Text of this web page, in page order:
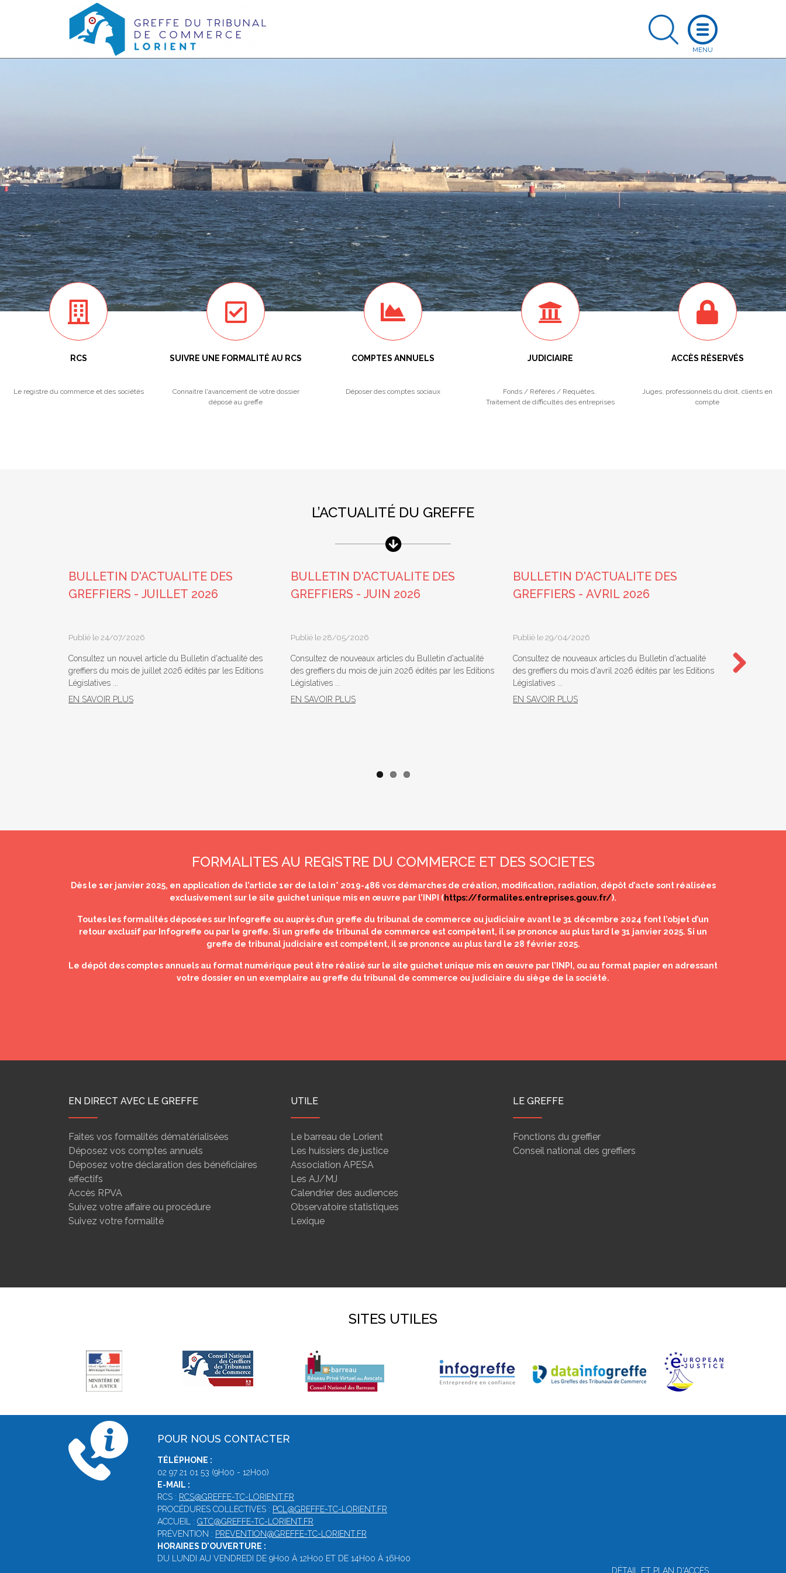
RCS
Le registre du commerce et des sociétés
SUIVRE UNE FORMALITÉ AU RCS
Connaitre l'avancement de votre dossier
déposé au greffe
COMPTES ANNUELS
Déposer des comptes sociaux
JUDICIAIRE
Fonds / Référés / Requêtes.
Traitement de difficultés des entreprises
ACCÈS RÉSERVÉS
Juges, professionnels du droit, clients en
compte
L’ACTUALITÉ DU GREFFE
BULLETIN D'ACTUALITE DES
GREFFIERS - JUILLET 2026
Publié le 24/07/2026
Consultez un nouvel article du Bulletin d'actualité des
greffiers du mois de juillet 2026 édités par les Editions
Législatives ...
EN SAVOIR PLUS
BULLETIN D'ACTUALITE DES
GREFFIERS - JUIN 2026
Publié le 28/05/2026
Consultez de nouveaux articles du Bulletin d'actualité
des greffiers du mois de juin 2026 édités par les Editions
Législatives ...
EN SAVOIR PLUS
BULLETIN D'ACTUALITE DES
GREFFIERS - AVRIL 2026
Publié le 29/04/2026
Consultez de nouveaux articles du Bulletin d'actualité
des greffiers du mois d'avril 2026 édités par les Editions
Législatives ...
EN SAVOIR PLUS
Consultez
des greffiers
FORMALITES AU REGISTRE DU COMMERCE ET DES SOCIETES
Dès le 1er janvier 2025, en application de l’article 1er de la loi n° 2019-486 vos démarches de création, modification, radiation, dépôt d’acte sont réalisées
exclusivement sur le site guichet unique mis en œuvre par l’INPI (https://formalites.entreprises.gouv.fr/).
Toutes les formalités déposées sur Infogreffe ou auprès d’un greffe du tribunal de commerce ou judiciaire avant le 31 décembre 2024 font l’objet d’un
retour exclusif par Infogreffe ou par le greffe. Si un greffe de tribunal de commerce est compétent, il se prononce au plus tard le 31 janvier 2025. Si un
greffe de tribunal judiciaire est compétent, il se prononce au plus tard le 28 février 2025.
Le dépôt des comptes annuels au format numérique peut être réalisé sur le site guichet unique mis en œuvre par l’INPI, ou au format papier en adressant
votre dossier en un exemplaire au greffe du tribunal de commerce ou judiciaire du siège de la société.
EN DIRECT AVEC LE GREFFE
Faites vos formalités dématérialisées
Déposez vos comptes annuels
Déposez votre déclaration des bénéficiaires
effectifs
Accès RPVA
Suivez votre affaire ou procédure
Suivez votre formalité
UTILE
Le barreau de Lorient
Les huissiers de justice
Association APESA
Les AJ/MJ
Calendrier des audiences
Observatoire statistiques
Lexique
LE GREFFE
Fonctions du greffier
Conseil national des greffiers
SITES UTILES
POUR NOUS CONTACTER
TÉLÉPHONE :
02 97 21 01 53 (9H00 - 12H00)
E-MAIL :
RCS : RCS@GREFFE-TC-LORIENT.FR
PROCÉDURES COLLECTIVES : PCL@GREFFE-TC-LORIENT.FR
ACCUEIL : GTC@GREFFE-TC-LORIENT.FR
PRÉVENTION : PREVENTION@GREFFE-TC-LORIENT.FR
HORAIRES D'OUVERTURE :
DU LUNDI AU VENDREDI DE 9H00 À 12H00 ET DE 14H00 À 16H00
DÉTAIL ET PLAN D'ACCÈS